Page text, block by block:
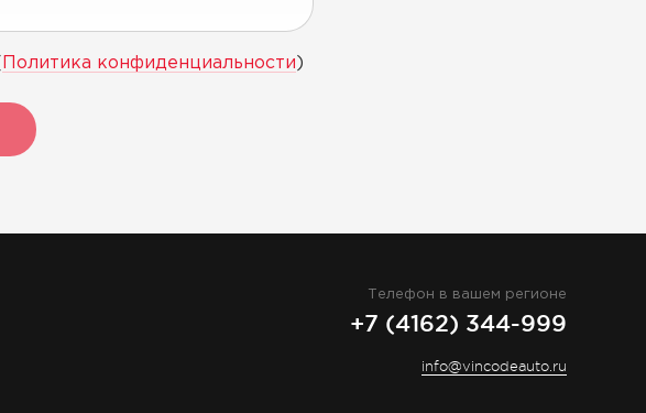
Политика конфиденциальности )
Телефон в вашем регионе
+7 (4162) 344-999
info@vincodeauto.ru